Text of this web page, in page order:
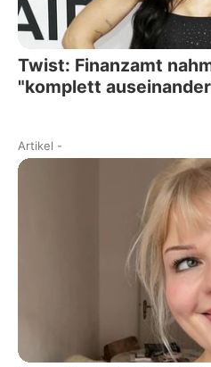
Twist: Finanzamt
"komplett
Artikel -